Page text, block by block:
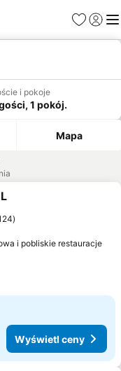
Ulubione
i pokoje
1 pokój.
Mapa
ulubionych
i pobliskie restauracje
Wyświetl ceny